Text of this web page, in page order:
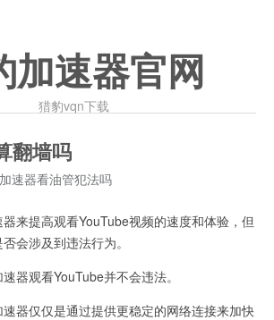
加速器官网
猎豹vqn下载
翻墙吗
速器看油管犯法吗
提高观看YouTube视频的速度和体验，但
会涉及到违法行为。
观看YouTube并不会违法。
仅仅是通过提供更稳定的网络连接来加快